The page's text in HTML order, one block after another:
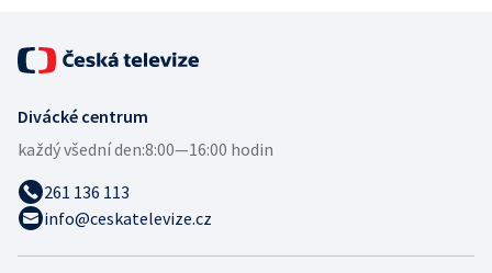
Divácké centrum
každý všední den:8:00—16:00 hodin
261 136 113
info@ceskatelevize.cz